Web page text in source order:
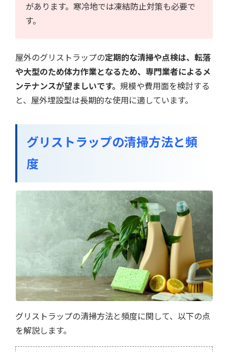
があります。寒冷地では凍結防止対策も必要で
す。
屋外のグリストラップの定期的な清掃や点検は、転落
や大型のため体力作業となるため、専門業者によるメ
ンテナンスが望ましいです。規模や費用面を検討する
と、屋外埋設型は長期的な使用に適しています。
グリストラップの清掃方法と頻
度
グリストラップの清掃方法と頻度に関して、以下の点
を解説します。